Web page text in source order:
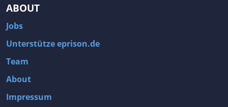
ABOUT
Jobs
Unterstütze eprison.de
Team
About
Impressum